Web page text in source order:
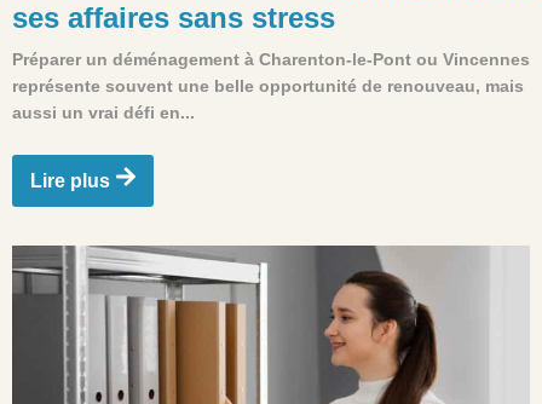
ses affaires sans stress
Préparer un déménagement à Charenton-le-Pont ou Vincennes
représente souvent une belle opportunité de renouveau, mais
aussi un vrai défi en...
Lire plus